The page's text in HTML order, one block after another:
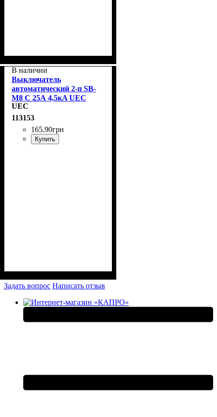
В наличии
Выключатель
автоматический 2-п SB-
M8 С 25А 4,5кA UEC
MCB45-2-025-C
UEC
113153
165.90грн
Купить
Задать вопрос Написать отзыв